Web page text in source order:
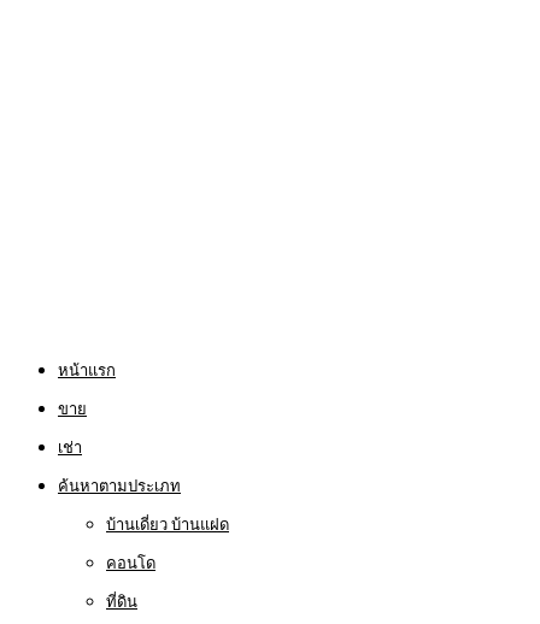
หน้าแรก
ขาย
เช่า
ค้นหาตามประเภท
บ้านเดี่ยว บ้านแฝด
คอนโด
ที่ดิน